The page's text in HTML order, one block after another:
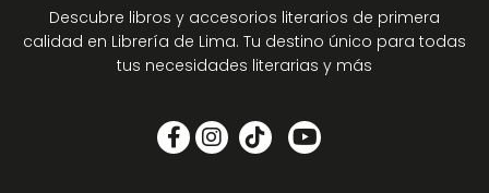
Descubre libros y accesorios literarios de primera
calidad en Librería de Lima. Tu destino único para todas
tus necesidades literarias y más